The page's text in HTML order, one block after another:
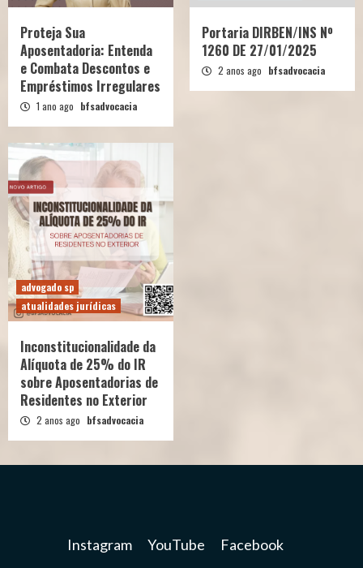
Proteja Sua
Aposentadoria: Entenda
e Combata Descontos e
Empréstimos Irregulares
1 ano ago bfsadvocacia
Portaria DIRBEN/INS Nº
1260 DE 27/01/2025
2 anos ago bfsadvocacia
advogado sp
atualidades jurídicas
Inconstitucionalidade da
Alíquota de 25% do IR
sobre Aposentadorias de
Residentes no Exterior
2 anos ago bfsadvocacia
Instagram YouTube Facebook